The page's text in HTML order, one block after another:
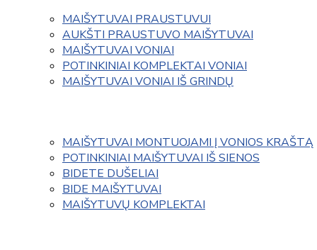
MAIŠYTUVAI PRAUSTUVUI
AUKŠTI PRAUSTUVO MAIŠYTUVAI
MAIŠYTUVAI VONIAI
POTINKINIAI KOMPLEKTAI VONIAI
MAIŠYTUVAI VONIAI IŠ GRINDŲ
MAIŠYTUVAI MONTUOJAMI Į VONIOS KRAŠTĄ
POTINKINIAI MAIŠYTUVAI IŠ SIENOS
BIDETE DUŠELIAI
BIDE MAIŠYTUVAI
MAIŠYTUVŲ KOMPLEKTAI